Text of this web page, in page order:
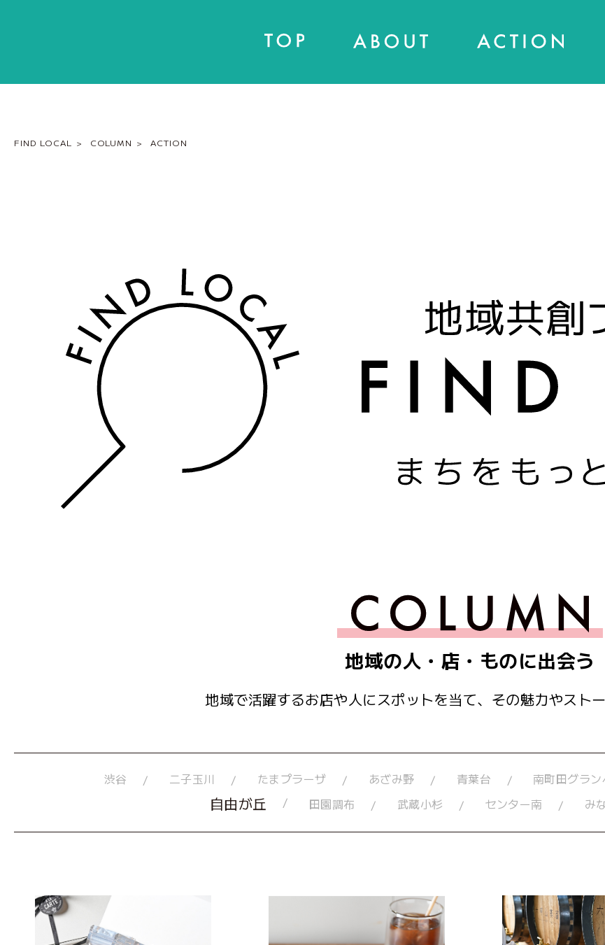
FIND LOCAL COLUMN ACTION
地域の人・店・ものに出会う
地域で活躍するお店や人にスポットを当て、 その魅力やスト
渋谷 二子玉川 たまプラーザ あざみ野 青葉台 南町田グラ
自由が丘 田園調布 武蔵小杉 センター南 み